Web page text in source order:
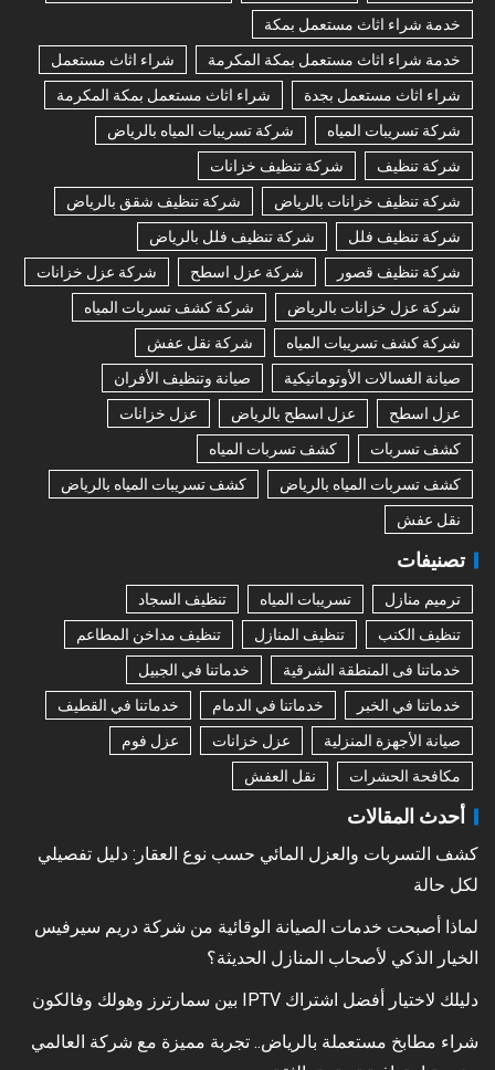
خدمة شراء اثاث مستعمل بمكة
خدمة شراء اثاث مستعمل بمكة المكرمة
شراء اثاث مستعمل
شراء اثاث مستعمل بجدة
شراء اثاث مستعمل بمكة المكرمة
شركة تسريبات المياه
شركة تسريبات المياه بالرياض
شركة تنظيف
شركة تنظيف خزانات
شركة تنظيف خزانات بالرياض
شركة تنظيف شقق بالرياض
شركة تنظيف فلل
شركة تنظيف فلل بالرياض
شركة تنظيف قصور
شركة عزل اسطح
شركة عزل خزانات
شركة عزل خزانات بالرياض
شركة كشف تسربات المياه
شركة كشف تسريبات المياه
شركة نقل عفش
صيانة الغسالات الأوتوماتيكية
صيانة وتنظيف الأفران
عزل اسطح
عزل اسطح بالرياض
عزل خزانات
كشف تسربات
كشف تسربات المياه
كشف تسربات المياه بالرياض
كشف تسريبات المياه بالرياض
نقل عفش
تصنيفات
ترميم منازل تسريبات المياه
تنظيف السجاد
تنظيف الكنب
تنظيف المنازل
تنظيف مداخن المطاعم
خدماتنا فى المنطقة الشرقية
خدماتنا في الجبيل
خدماتنا في الخبر
خدماتنا في الدمام
خدماتنا في القطيف
صيانة الأجهزة المنزلية
عزل خزانات
عزل فوم
مكافحة الحشرات
نقل العفش
أحدث المقالات
كشف التسربات والعزل المائي حسب نوع العقار: دليل تفصيلي
لكل حالة
لماذا أصبحت خدمات الصيانة الوقائية من شركة دريم سيرفيس
الخيار الذكي لأصحاب المنازل الحديثة؟
دليلك لاختيار أفضل اشتراك IPTV بين سمارترز وهولك وفالكون
شراء مطابخ مستعملة بالرياض.. تجربة مميزة مع شركة العالمي